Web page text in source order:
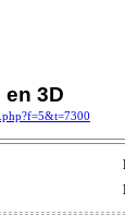
en 3D